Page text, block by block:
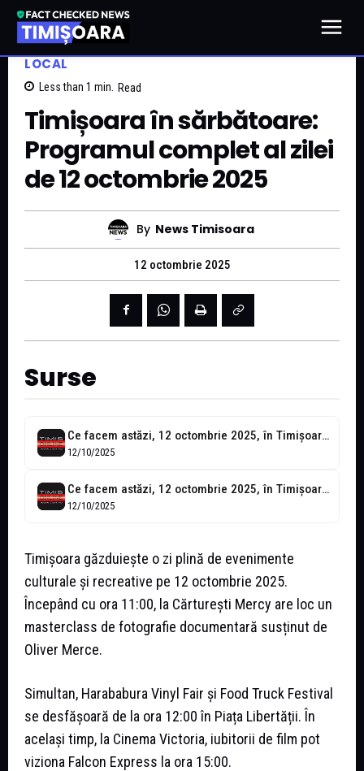
LOCAL
Less than 1 min. Read
Timișoara în sărbătoare:
Programul complet al zilei
de 12 octombrie 2025
By News Timisoara
12 octombrie 2025
Surse
Ce facem astăzi, 12 octombrie 2025, în Timișoara?
12/10/2025
Ce facem astăzi, 12 octombrie 2025, în Timișoara?
12/10/2025
Timișoara găzduiește o zi plină de evenimente
culturale și recreative pe 12 octombrie 2025.
Începând cu ora 11:00, la Cărturești Mercy are loc un
masterclass de fotografie documentară susținut de
Oliver Merce.
Simultan, Harababura Vinyl Fair și Food Truck Festival
se desfășoară de la ora 12:00 în Piața Libertății. În
același timp, la Cinema Victoria, iubitorii de film pot
viziona Falcon Express la ora 15:00.